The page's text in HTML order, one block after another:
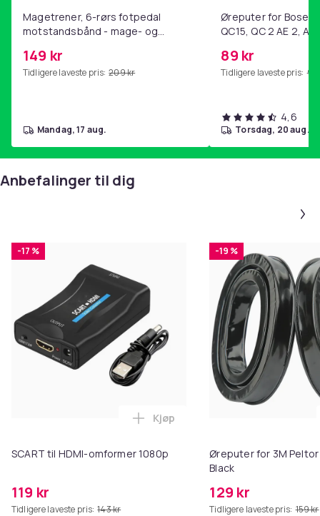
Magetrener, 6-rørs fotpedal
motstandsbånd - mage- og
hjemmegymnastikk Purple
149 kr
Tidligere laveste pris: 209 kr
mandag, 17 aug.
Øreputer for Bose
QC15, QC 2 AE 2, AE
89 kr
Tidligere laveste pris: 99
4,6
torsdag, 20 aug.
Anbefalinger til dig
-17 %
SCART til HDMI-omformer 1080p
119 kr
Tidligere laveste pris: 143 kr
Legg SCART til HDMI-omformer
Kjøp
-19 %
Øreputer for 3M Peltor
Black
129 kr
Tidligere laveste pris: 159 kr